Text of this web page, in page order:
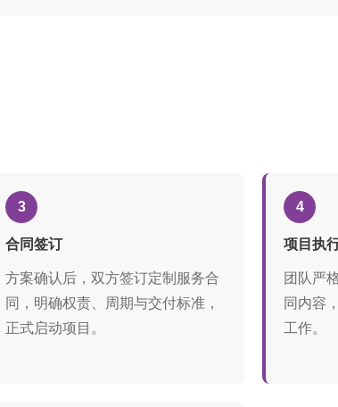
3
合同签订
方案确认后，双方签订定制服务合
同，明确权责、周期与交付标准，
正式启动项目。
4
项目执
团队严
同内容
工作。